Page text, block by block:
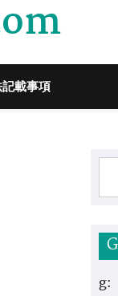
載事項
g: